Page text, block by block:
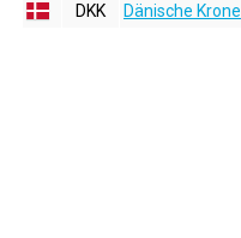
DKK
Dänische Krone